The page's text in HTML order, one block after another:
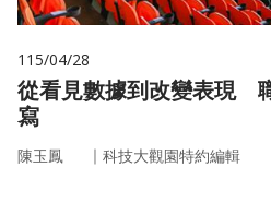
115/04/28
從看見數據到改變表現
寫
陳玉鳳 ｜ 科技大觀園特約編輯